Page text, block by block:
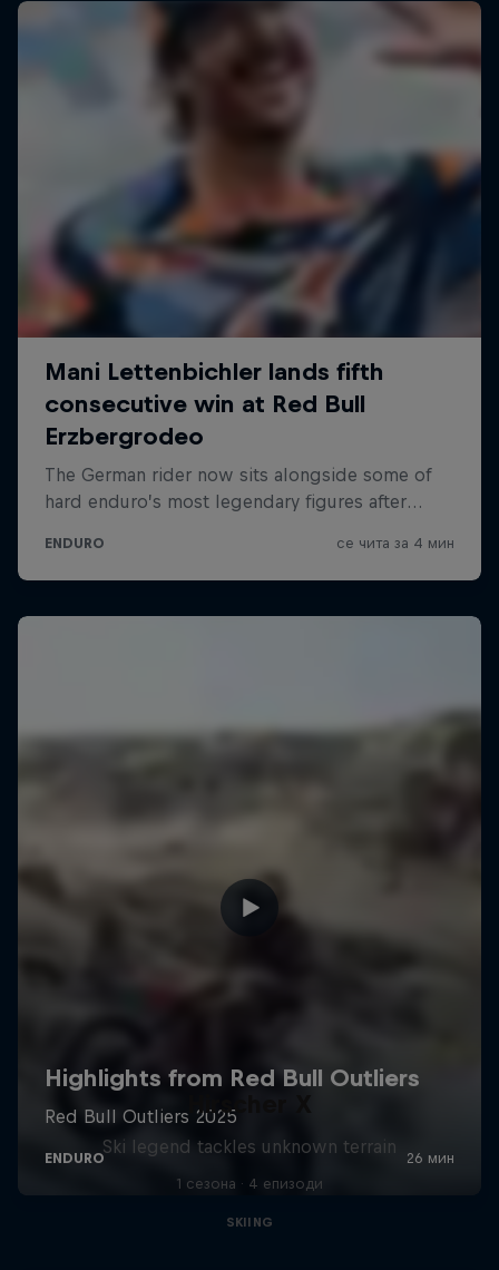
Hirscher X
Ski legend tackles unknown terrain
1 сезона · 4 епизоди
SKIING